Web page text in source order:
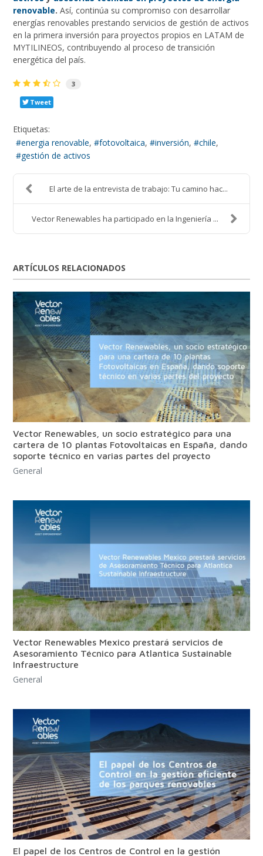
renovable. Así, continúa su compromiso con desarrollar
energías renovables prestando servicios de gestión de activos
en la primera inversión para proyectos propios en LATAM de
MYTILINEOS, contribuyendo al proceso de transición
energética del país.
3
Tweet
Etiquetas:
energia renovable
fotovoltaica inversión
chile
gestión de activos
El arte de la entrevista de trabajo: Tu camino hac...
Vector Renewables ha participado en la Ingeniería ...
ARTÍCULOS RELACIONADOS
Vector Renewables, un socio estratégico para una
cartera de 10 plantas Fotovoltaicas en España, dando
soporte técnico en varias partes del proyecto
General
Vector Renewables Mexico prestará servicios de
Asesoramiento Técnico para Atlantica Sustainable
Infraestructure
General
El papel de los Centros de Control en la gestión